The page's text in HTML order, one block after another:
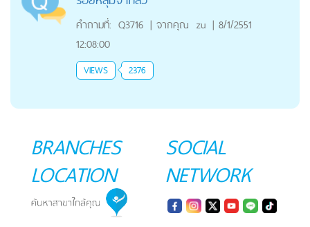
คำถามที่: Q3716 | จากคุณ zu | 8/1/2551
12:08:00
VIEWS 2376
BRANCHES
LOCATION
SOCIAL
NETWORK